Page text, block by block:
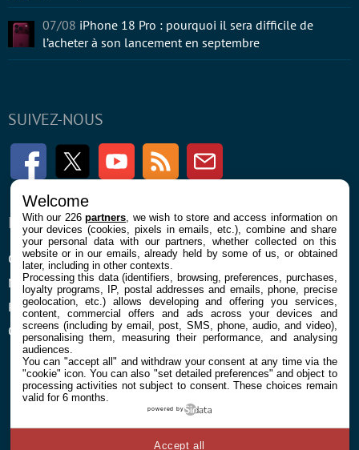
SUIVEZ-NOUS
FacebookTwitter Youtube RSS Newsletter
ENTREPRISE
Confidentialité et Cookies
Mentions légales et CGU
Préférences Cookies
Qui sommes nous
À PROPOS
Contact
07/08 iPhone 18 Pro : pourquoi il sera difficile de
l’acheter à son lancement en septembre
Welcome
With our 226partners , we wish to store and access information on
your devices (cookies, pixels in emails, etc.), combine and share
your personal data with our partners, whether collected on this
website or in our emails, already held by some of us, or obtained
later, including in other contexts.
Processing this data (identifiers, browsing, preferences, purchases,
loyalty programs, IP, postal addresses and emails, phone, precise
geolocation, etc.) allows developing and offering you services,
content, commercial offers and ads across your devices and
screens (including by email, post, SMS, phone, audio, and video),
personalising them, measuring their performance, and analysing
audiences.
You can "accept all" and withdraw your consent at any time via the
"cookie" icon. You can also "set detailed preferences" and object to
processing activities not subject to consent. These choices remain
valid for 6 months.
powered by
Accept all